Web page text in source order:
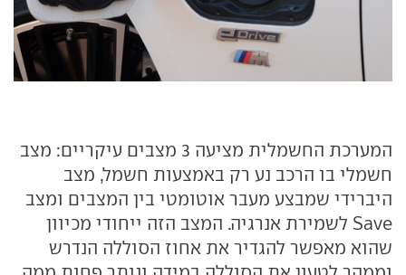
המערכת החשמלית מציעה 3 מצבים עיקריים: מצב
חשמלי בו הרכב נע רק באמצעות חשמל, מצב
היברידי שמבצע מעבר אוטומטי בין המצבים ומצב
Save לשמירת אנרגיה. המצב הזה ייחודי מכיוון
שהוא מאפשר להגדיר את אחוז הסוללה הנדרש